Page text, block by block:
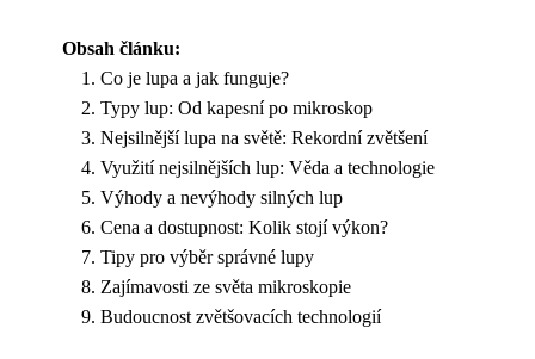
Obsah článku:
Co je lupa a jak funguje?
Typy lup: Od kapesní po mikroskop
Nejsilnější lupa na světě: Rekordní zvětšení
Využití nejsilnějších lup: Věda a technologie
Výhody a nevýhody silných lup
Cena a dostupnost: Kolik stojí výkon?
Tipy pro výběr správné lupy
Zajímavosti ze světa mikroskopie
Budoucnost zvětšovacích technologií